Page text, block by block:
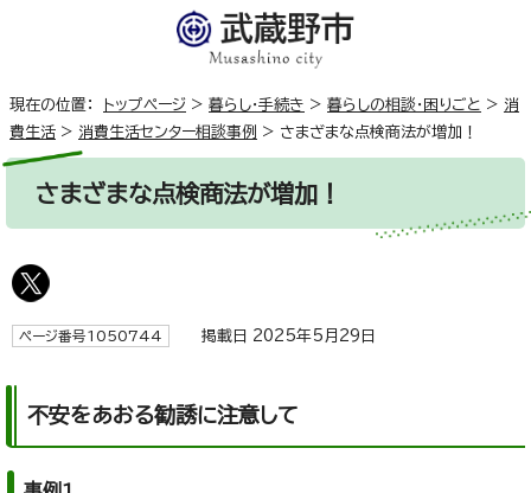
現在の位置： トップページ > 暮らし・手続き > 暮らしの相談・困りごと > 消
費生活 > 消費生活センター相談事例 > さまざまな点検商法が増加！
さまざまな点検商法が増加！
ページ番号1050744 掲載日 2025年5月29日
不安をあおる勧誘に注意して